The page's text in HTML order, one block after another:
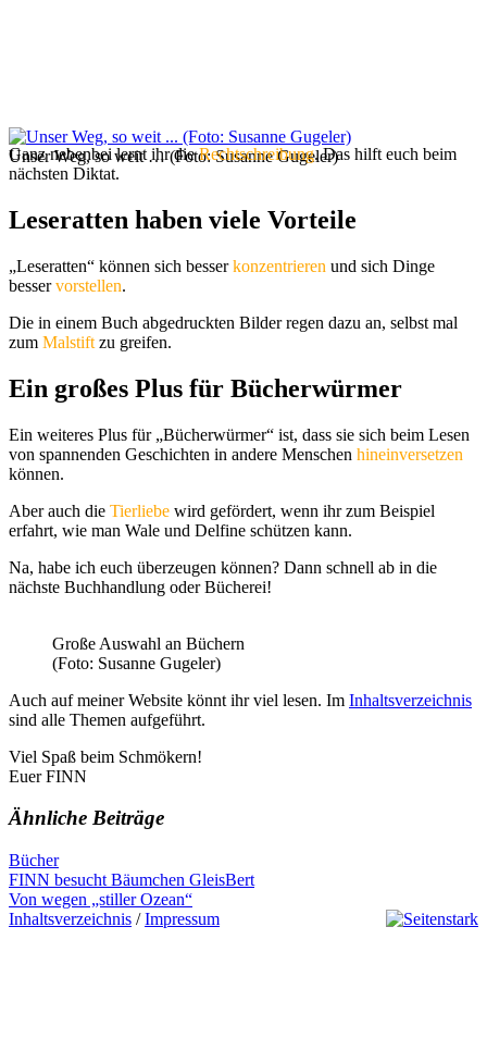
Unser Weg, so weit … (Foto: Susanne Gugeler)
Ganz nebenbei lernt ihr dieRechtschreibung. Das hilft euch beim
nächsten Diktat.
Leseratten haben viele Vorteile
„Leseratten“ können sich besserkonzentrieren und sich Dinge
besservorstellen.
Die in einem Buch abgedruckten Bilder regen dazu an, selbst mal
zum Malstift zu greifen.
Ein großes Plus für Bücherwürmer
Ein weiteres Plus für „Bücherwürmer“ ist, dass sie sich beim Lesen
von spannenden Geschichten in andere Menschen hineinversetzen
können.
Aber auch die Tierliebe wird gefördert, wenn ihr zum Beispiel
erfahrt, wie man Wale und Delfine schützen kann.
Na, habe ich euch überzeugen können? Dann schnell ab in die
nächste Buchhandlung oder Bücherei!
Große Auswahl an Büchern
(Foto: Susanne Gugeler)
Auch auf meiner Website könnt ihr viel lesen. Im Inhaltsverzeichnis
sind alle Themen aufgeführt.
Viel Spaß beim Schmökern!
Euer FINN
Ähnliche Beiträge
Bücher
Beitragsnavigation
Previous
Post:
FINN besucht Bäumchen GleisBert
Next
Post:
Von wegen „stiller Ozean“
Inhaltsverzeichnis /Impressum